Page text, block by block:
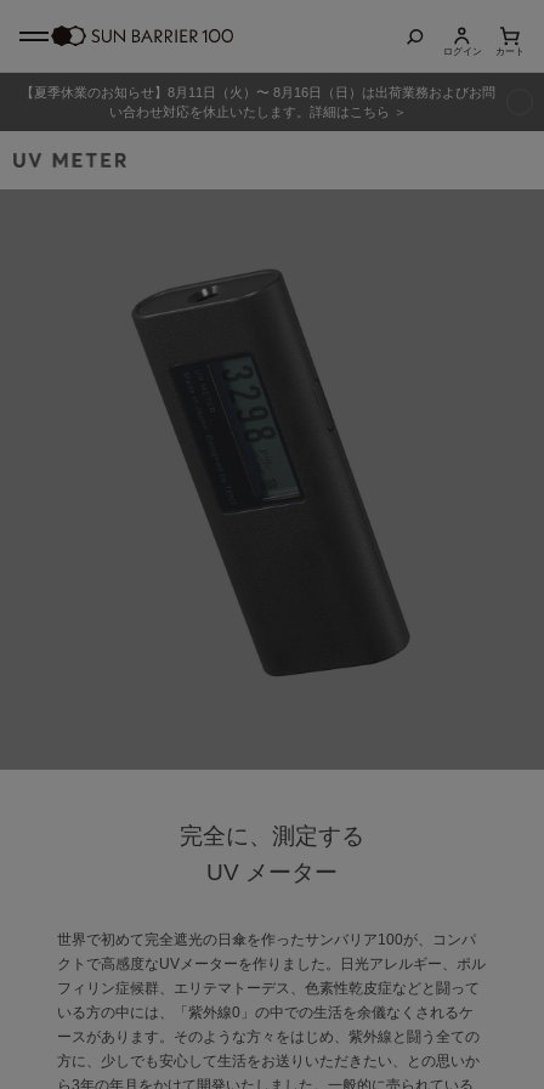
商品カテゴリ
全商品
よみもの
商品の違い
お客様の声
ログイン カート
【夏季休業のお知らせ】8月11日（火）〜 8月16日（日）は出荷業務およびお問
い合わせ対応を休止いたします。詳細はこちら ＞
完全に、測定する
UV メーター
世界で初めて完全遮光の日傘を作ったサンバリア100が、コンパ
クトで高感度なUVメーターを作りました。日光アレルギー、ポル
フィリン症候群、エリテマトーデス、色素性乾皮症などと闘って
いる方の中には、「紫外線0」の中での生活を余儀なくされるケ
ースがあります。そのような方々をはじめ、紫外線と闘う全ての
方に、少しでも安心して生活をお送りいただきたい、との思いか
ら3年の年月をかけて開発いたしました。一般的に売られている